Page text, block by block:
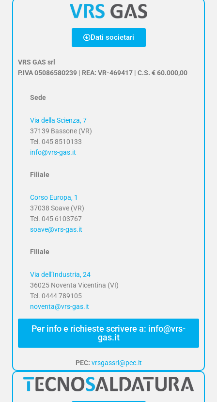
Dati societari
VRS GAS srl
P.IVA 05086580239 | REA: VR-469417 | C.S. € 60.000,00
Sede
Via della Scienza, 7
37139 Bassone (VR)
Tel. 045 8510133
info@vrs-gas.it
Filiale
Corso Europa, 1
37038 Soave (VR)
Tel. 045 6103767
soave@vrs-gas.it
Filiale
Via dell’Industria, 24
36025 Noventa Vicentina (VI)
Tel. 0444 789105
noventa@vrs-gas.it
Per info e richieste scrivere a: info@vrs-
gas.it
PEC: vrsgassrl@pec.it